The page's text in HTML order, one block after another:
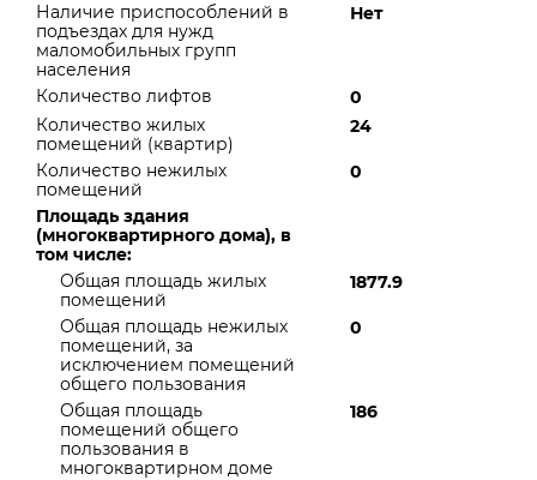
Наличие приспособлений в
подъездах для нужд
маломобильных групп
населения
Нет
Количество лифтов
0
Количество жилых
помещений (квартир)
24
Количество нежилых
помещений
0
Площадь здания
(многоквартирного дома), в
том числе:
Общая площадь жилых
помещений
1877.9
Общая площадь нежилых
помещений, за
исключением помещений
общего пользования
0
Общая площадь
помещений общего
пользования в
многоквартирном доме
186